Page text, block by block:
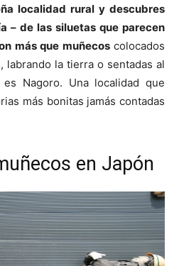
localidad rural y descubres
– de las siluetas que parecen
más que muñecoscolocados
labrando la tierra o sentadas al
Nagoro. Una localidad que
más bonitas jamás contadas
en Japón